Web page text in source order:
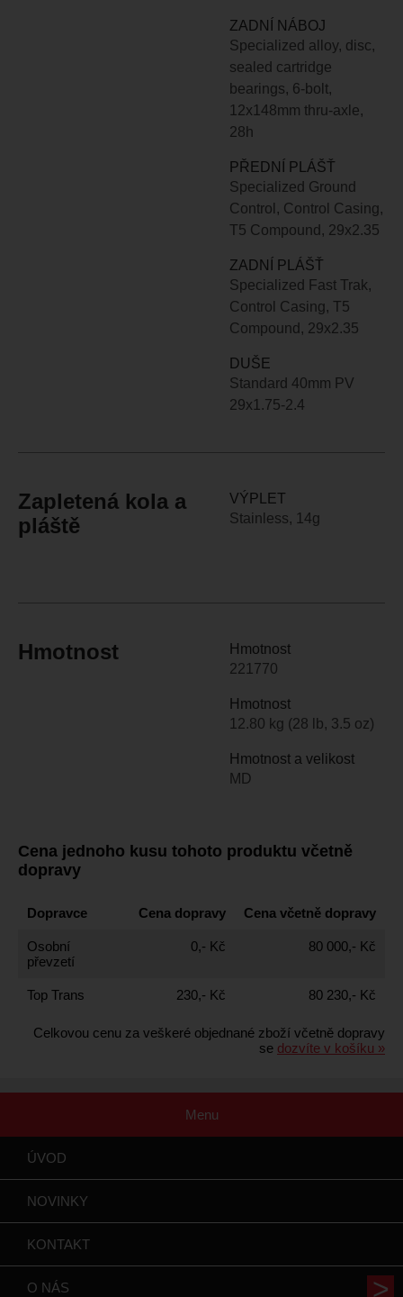
ZADNÍ NÁBOJ
Specialized alloy, disc,
sealed cartridge
bearings, 6-bolt,
12x148mm thru-axle,
28h
PŘEDNÍ PLÁŠŤ
Specialized Ground
Control, Control Casing,
T5 Compound, 29x2.35
ZADNÍ PLÁŠŤ
Specialized Fast Trak,
Control Casing, T5
Compound, 29x2.35
DUŠE
Standard 40mm PV
29x1.75-2.4
Zapletená kola a
pláště
VÝPLET
Stainless, 14g
Hmotnost
Hmotnost
221770
Hmotnost
12.80 kg (28 lb, 3.5 oz)
Hmotnost a velikost
MD
Cena jednoho kusu tohoto produktu včetně
dopravy
Dopravce Cena dopravy Cena včetně dopravy
Osobní
převzetí
0,- Kč 80 000,- Kč
Top Trans 230,- Kč 80 230,- Kč
Celkovou cenu za veškeré objednané zboží včetně dopravy
se dozvíte v košíku »
Menu
ÚVOD
NOVINKY
KONTAKT
O NÁS